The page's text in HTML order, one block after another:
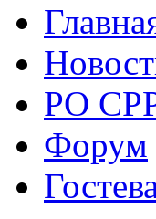
РО СРР
Форум